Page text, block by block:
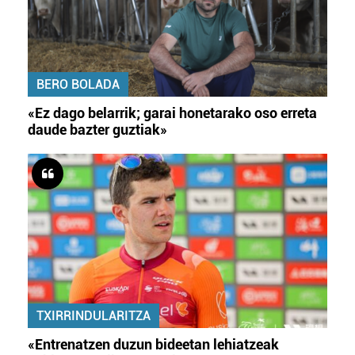
BERO BOLADA
«Ez dago belarrik; garai honetarako oso erreta
daude bazter guztiak»
TXIRRINDULARITZA
«Entrenatzen duzun bideetan lehiatzeak